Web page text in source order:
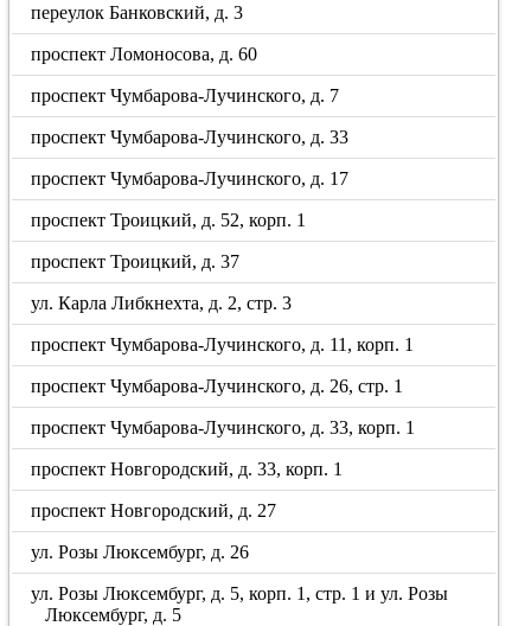
переулок Банковский, д. 3
проспект Ломоносова, д. 60
проспект Чумбарова-Лучинского, д. 7
проспект Чумбарова-Лучинского, д. 33
проспект Чумбарова-Лучинского, д. 17
проспект Троицкий, д. 52, корп. 1
проспект Троицкий, д. 37
ул. Карла Либкнехта, д. 2, стр. 3
проспект Чумбарова-Лучинского, д. 11, корп. 1
проспект Чумбарова-Лучинского, д. 26, стр. 1
проспект Чумбарова-Лучинского, д. 33, корп. 1
проспект Новгородский, д. 33, корп. 1
проспект Новгородский, д. 27
ул. Розы Люксембург, д. 26
ул. Розы Люксембург, д. 5, корп. 1, стр. 1 и ул. Розы
Люксембург, д. 5